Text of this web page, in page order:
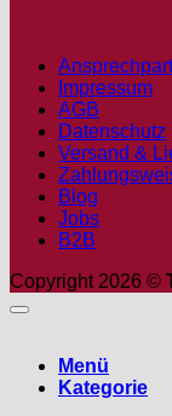
Impressum
AGB
Datenschutz
Versand &
Blog
Jobs
B2B
Copyright 2026 ©
Menü
Kategorie